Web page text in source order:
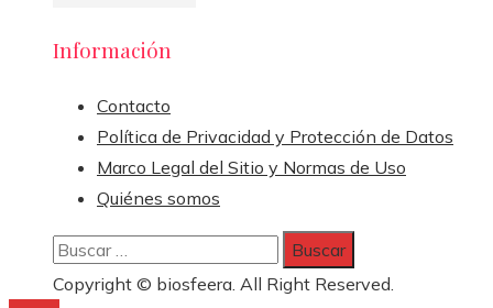
Información
Contacto
Política de Privacidad y Protección de Datos
Marco Legal del Sitio y Normas de Uso
Quiénes somos
Buscar:
Copyright © biosfeera. All Right Reserved.